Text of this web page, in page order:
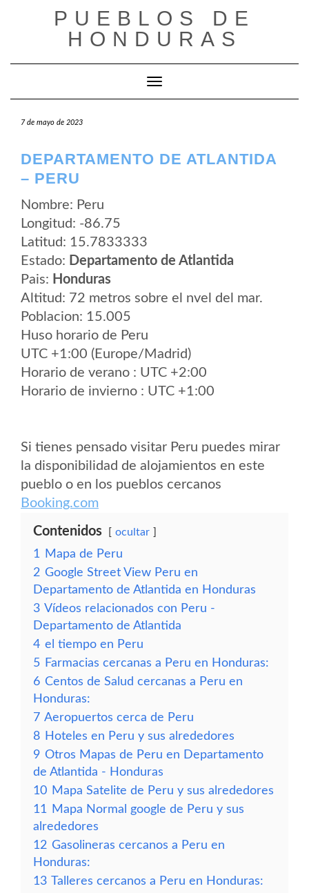
PUEBLOS DE
HONDURAS
Cambiar modo de navegación
7 de mayo de 2023
DEPARTAMENTO DE ATLANTIDA
– PERU
Nombre: Peru
Longitud: -86.75
Latitud: 15.7833333
Estado: Departamento de Atlantida
Pais: Honduras
Altitud: 72 metros sobre el nvel del mar.
Poblacion: 15.005
Huso horario de Peru
UTC +1:00 (Europe/Madrid)
Horario de verano : UTC +2:00
Horario de invierno : UTC +1:00
Si tienes pensado visitar Peru puedes mirar
la disponibilidad de alojamientos en este
pueblo o en los pueblos cercanos
Booking.com
Contenidos ocultar
1
Mapa de Peru
2 Google Street View Peru en
Departamento de Atlantida en Honduras
3 Vídeos relacionados con Peru -
Departamento de Atlantida
4 el tiempo en Peru
5 Farmacias cercanas a Peru en Honduras:
6 Centos de Salud cercanas a Peru en
Honduras:
7 Aeropuertos cerca de Peru
8 Hoteles en Peru y sus alrededores
9 Otros Mapas de Peru en Departamento
de Atlantida - Honduras
10 Mapa Satelite de Peru y sus alrededores
11
Mapa Normal google de Peru y sus
alrededores
12 Gasolineras cercanos a Peru en
Honduras:
13 Talleres cercanos a Peru en Honduras: